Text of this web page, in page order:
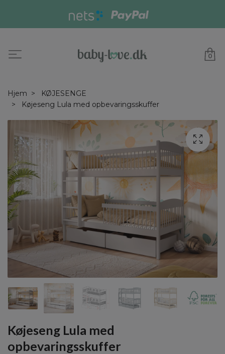
0
Hjem
KØJESENGE
Køjeseng Lula med opbevaringsskuffer
Køjeseng Lula med
opbevaringsskuffer